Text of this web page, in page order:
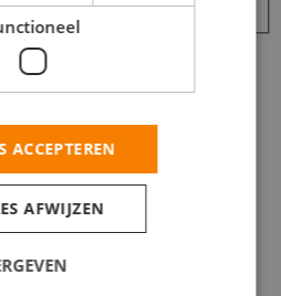
van deze zoekopdracht!
bij YoungCapital in
ACCEPTEREN
AFWIJZEN